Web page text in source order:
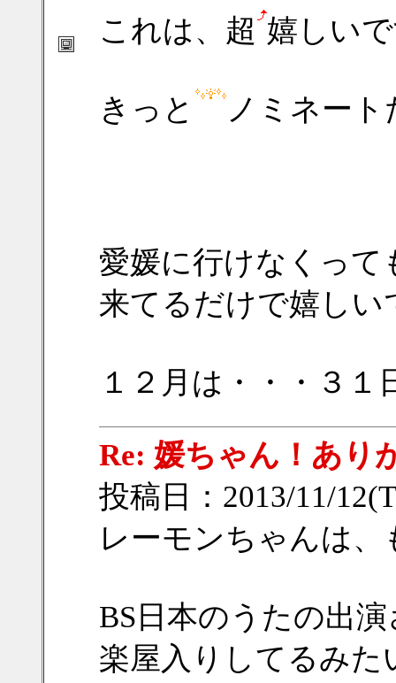
これは、超 嬉しい
きっと ノミネー
愛媛に行けなくっ
来てるだけで嬉しい
１２月は・・・３
Re: 媛ちゃん！あり
投稿日：2013/11/
レーモンちゃんは
BS日本のうたの出
楽屋入りしてるみた